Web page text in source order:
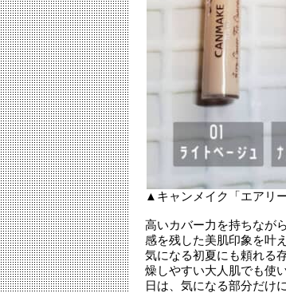
▲キャンメイク「エアリ
高いカバー力を持ちなが
感を残した美肌印象を叶
気になる初夏にも頼れる
燥しやすい大人肌でも使
日は、気になる部分だけ